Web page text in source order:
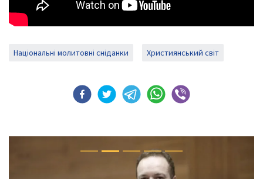
Національні молитовні сніданки Християнський світ